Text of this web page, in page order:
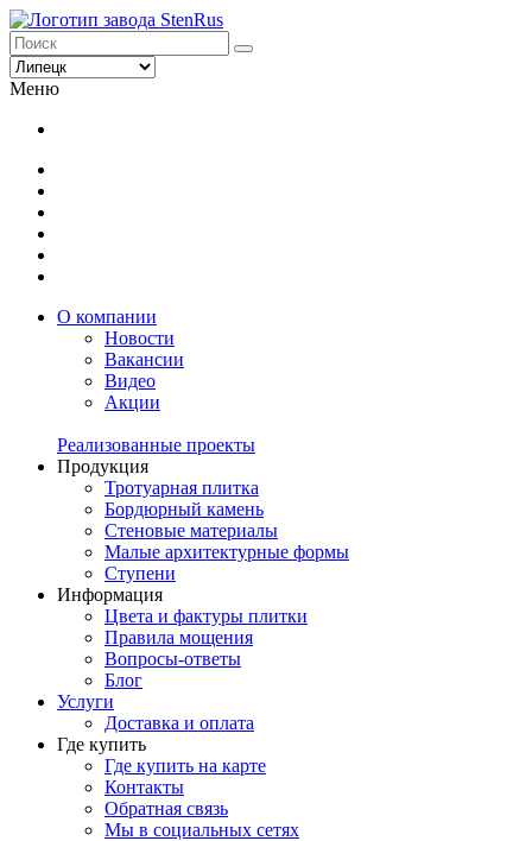
Меню
О компании
Новости
Вакансии
Видео
Акции
Реализованные проекты
Продукция
Тротуарная плитка
Бордюрный камень
Стеновые материалы
Малые архитектурные формы
Ступени
Информация
Цвета и фактуры плитки
Правила мощения
Вопросы-ответы
Блог
Услуги
Доставка и оплата
Где купить
Где купить на карте
Контакты
Обратная связь
Мы в социальных сетях